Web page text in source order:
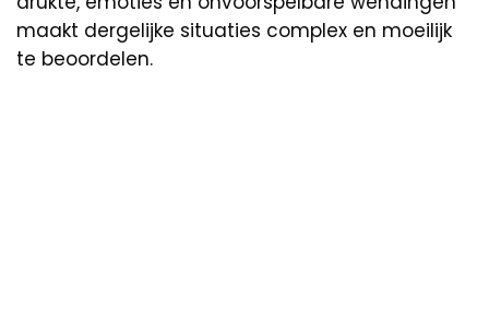
maakt dergelijke situaties complex en moeilijk
te beoordelen.